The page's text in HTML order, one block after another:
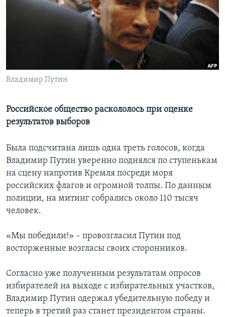
Learning English
Владимир Путин
Российское общество раскололось при оценке
результатов выборов
Была подсчитана лишь одна треть голосов, когда
Владимир Путин уверенно поднялся по ступенькам
на сцену напротив Кремля посреди моря
российских флагов и огромной толпы. По данным
полиции, на митинг собрались около 110 тысяч
человек.
«Мы победили!» – провозгласил Путин под
восторженные возгласы своих сторонников.
Согласно уже полученным результатам опросов
избирателей на выходе с избирательных участков,
Владимир Путин одержал убедительную победу и
теперь в третий раз станет президентом страны.